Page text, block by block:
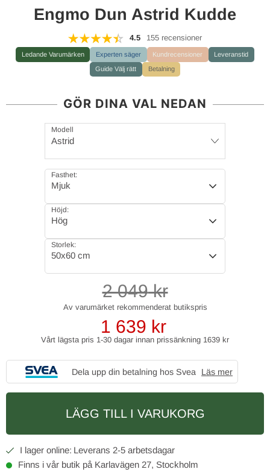
Engmo Dun Astrid Kudde
4.5 155 recensioner
Ledande Varumärken Experten säger Kundrecensioner Leveranstid
Guide Välj rätt Betalning
GÖR DINA VAL NEDAN
Modell
Astrid
Fasthet:
Mjuk
Höjd:
Hög
Storlek:
50x60 cm
2 049kr
1 639 kr
Vårt lägsta pris 1-30 dagar innan prissänkning 1639 kr
Dela upp din betalning hos Svea Läs mer
LÄGG TILL I VARUKORG
2-5 arbetsdagar
Finns i vår butik på Karlavägen 27, Stockholm